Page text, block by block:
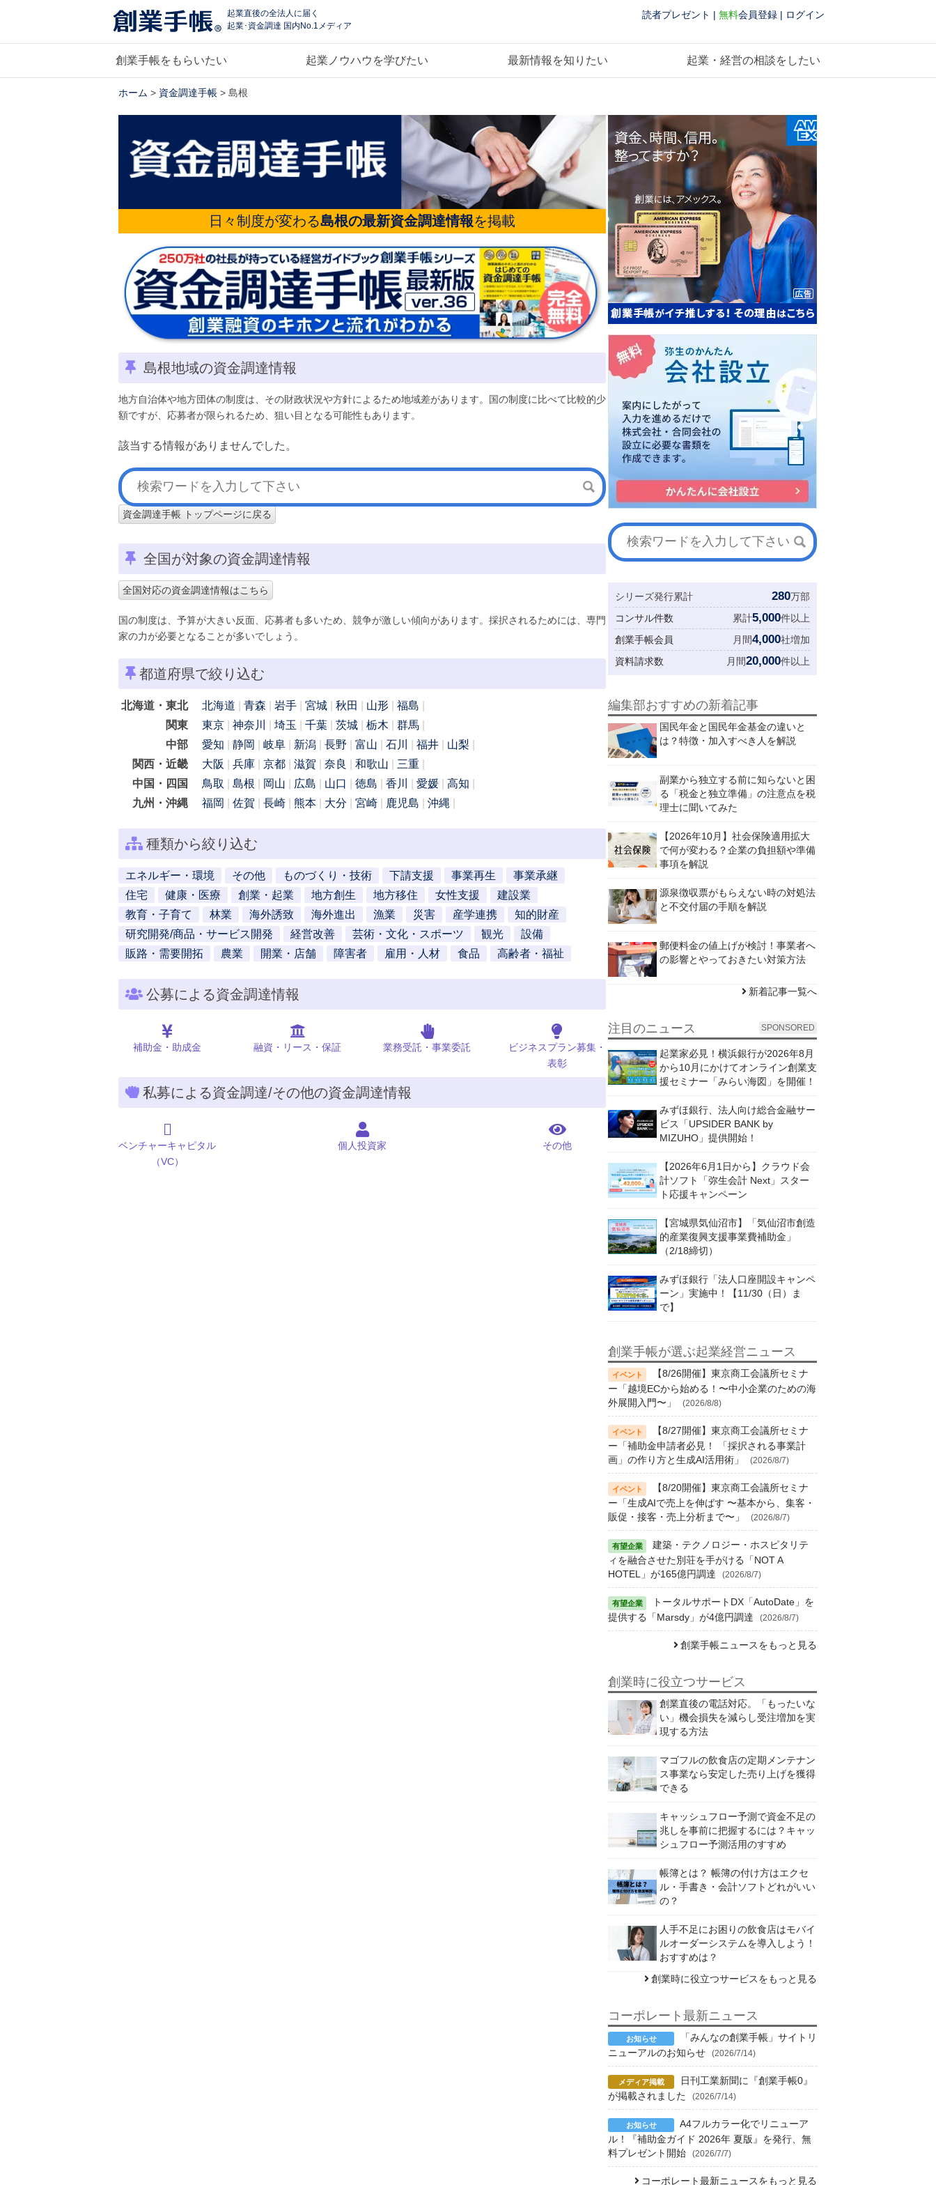
起業直後の全法人に届く
起業･資金調達 国内No.1メディア
読者プレゼント | 無料会員登録 | ログイン
創業手帳をもらいたい 起業ノウハウを学びたい 最新情報を知りたい 起業・経営の相談をしたい
ホーム > 資金調達手帳 > 島根
日々制度が変わる島根の最新資金調達情報を掲載
島根地域の資金調達情報
地方自治体や地方団体の制度は、その財政状況や方針によるため地域差があります。国の制度に比べて比較的少
額ですが、応募者が限られるため、狙い目となる可能性もあります。
該当する情報がありませんでした。
資金調達手帳 トップページに戻る
全国が対象の資金調達情報
全国対応の資金調達情報はこちら
国の制度は、予算が大きい反面、応募者も多いため、競争が激しい傾向があります。採択されるためには、専門
家の力が必要となることが多いでしょう。
都道府県で絞り込む
北海道・東北 北海道 青森 岩手 宮城 秋田 山形
福島
関東
東京 神奈川 埼玉 千葉 茨城 栃木
群馬
中部
愛知 静岡 岐阜 新潟 長野 富山 石川 福井
山梨
関西・近畿
大阪 兵庫 京都 滋賀 奈良 和歌山
三重
中国・四国
鳥取 島根 岡山 広島 山口 徳島 香川 愛媛
高知
九州・沖縄
福岡 佐賀 長崎 熊本 大分 宮崎 鹿児島 沖縄
種類から絞り込む
エネルギー・環境 その他 ものづくり・技術 下請支援 事業再生
事業承継
住宅
健康・医療 創業・起業 地方創生 地方移住 女性支援
建設業
教育・子育て
林業 海外誘致 海外進出 漁業 災害 産学連携
知的財産
研究開発/商品・サービス開発
経営改善 芸術・文化・スポーツ 観光
設備
販路・需要開拓
農業 開業・店舗 障害者 雇用・人材 食品 高齢者・福祉
公募による資金調達情報
補助金・助成金 融資・リース・保証 業務受託・事業委託
ビジネスプラン募集・
表彰
私募による資金調達/その他の資金調達情報
ベンチャーキャピタル
（VC）
個人投資家 その他
シリーズ発行累計 280万部
コンサル件数
累計5,000件以上
創業手帳会員
月間4,000社増加
資料請求数
月間20,000件以上
編集部おすすめの新着記事
国民年金と国民年金基金の違いと
は？特徴・加入すべき人を解説
副業から独立する前に知らないと困
る「税金と独立準備」の注意点を税
理士に聞いてみた
【2026年10月】社会保険適用拡大
で何が変わる？企業の負担額や準備
事項を解説
源泉徴収票がもらえない時の対処法
と不交付届の手順を解説
郵便料金の値上げが検討！事業者へ
の影響とやっておきたい対策方法
新着記事一覧へ
注目のニュース SPONSORED
起業家必見！横浜銀行が2026年8月
から10月にかけてオンライン創業支
援セミナー「みらい海図」を開催！
みずほ銀行、法人向け総合金融サー
ビス「UPSIDER BANK by
MIZUHO」提供開始！
【2026年6月1日から】クラウド会
計ソフト「弥生会計 Next」スター
ト応援キャンペーン
【宮城県気仙沼市】「気仙沼市創造
的産業復興支援事業費補助金」
（2/18締切）
みずほ銀行「法人口座開設キャンペ
ーン」実施中！【11/30（日）ま
で】
創業手帳が選ぶ起業経営ニュース
【8/26開催】東京商工会議所セミナ
ー「越境ECから始める！〜中小企業のための海
外展開入門〜」
(2026/8/8)
【8/27開催】東京商工会議所セミナ
ー「補助金申請者必見！ 「採択される事業計
画」の作り方と生成AI活用術」
(2026/8/7)
【8/20開催】東京商工会議所セミナ
ー「生成AIで売上を伸ばす 〜基本から、集客・
販促・接客・売上分析まで〜」
(2026/8/7)
建築・テクノロジー・ホスピタリテ
ィを融合させた別荘を手がける「NOT A
HOTEL」が165億円調達
(2026/8/7)
トータルサポートDX「AutoDate」を
提供する「Marsdy」が4億円調達
(2026/8/7)
創業手帳ニュースをもっと見る
創業時に役立つサービス
創業直後の電話対応。「もったいな
い」機会損失を減らし受注増加を実
現する方法
マゴフルの飲食店の定期メンテナン
ス事業なら安定した売り上げを獲得
できる
キャッシュフロー予測で資金不足の
兆しを事前に把握するには？キャッ
シュフロー予測活用のすすめ
帳簿とは？ 帳簿の付け方はエクセ
ル・手書き・会計ソフトどれがいい
の？
人手不足にお困りの飲食店はモバイ
ルオーダーシステムを導入しよう！
おすすめは？
創業時に役立つサービスをもっと見る
コーポレート最新ニュース
「みんなの創業手帳」サイトリ
ニューアルのお知らせ
(2026/7/14)
日刊工業新聞に『創業手帳0』
が掲載されました
(2026/7/14)
A4フルカラー化でリニューア
ル！『補助金ガイド 2026年 夏版』を発行、無
料プレゼント開始
(2026/7/7)
コーポレート最新ニュースをもっと見る